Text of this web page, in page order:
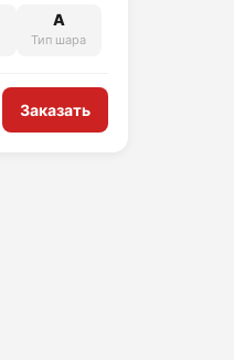
A
Тип шара
Заказать